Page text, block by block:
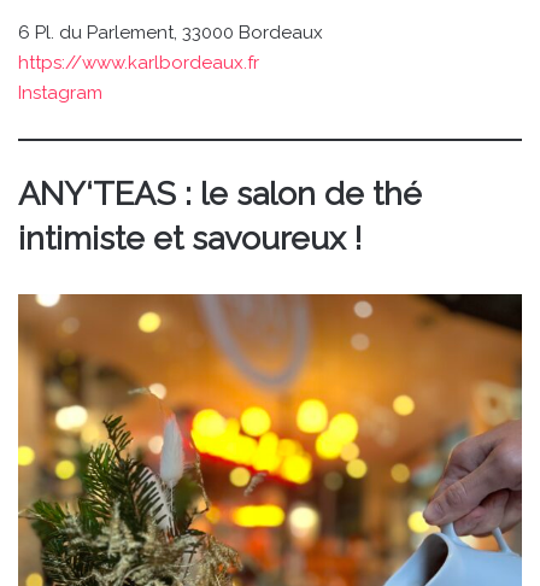
6 Pl. du Parlement, 33000 Bordeaux
https://www.karlbordeaux.fr
Instagram
ANY‘TEAS : le salon de thé
intimiste et savoureux !